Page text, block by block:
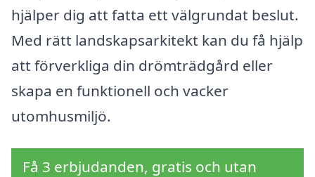
hjälper dig att fatta ett välgrundat beslut.
Med rätt landskapsarkitekt kan du få hjälp
att förverkliga din drömträdgård eller
skapa en funktionell och vacker
utomhusmiljö.
Få 3 erbjudanden, gratis och utan